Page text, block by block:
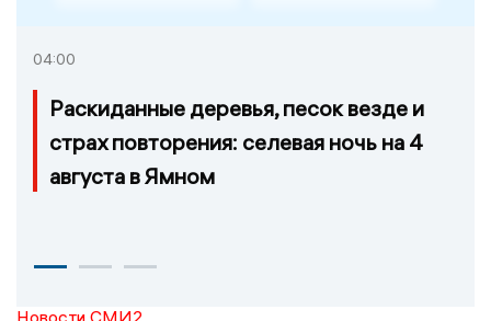
04:00
Раскиданные деревья, песок везде и
страх повторения: селевая ночь на 4
августа в Ямном
Новости СМИ2